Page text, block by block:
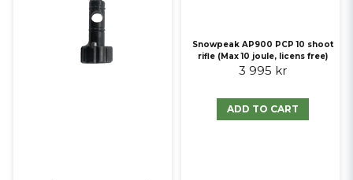
Snowpeak AP900 PCP 10 shoot
rifle (Max 10 joule, licens free)
3 995 kr
ADD TO CART